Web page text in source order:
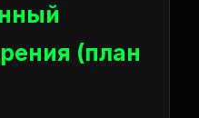
(план